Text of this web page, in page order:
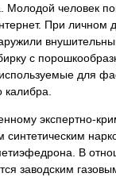
Молодой человек
При личном
с
для
калибра.
экспертно-
В
заводским